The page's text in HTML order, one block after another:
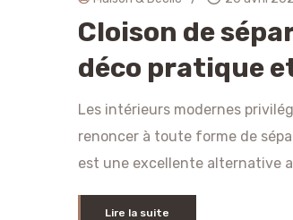
Cloison de
déco pratique
Les intérieurs modernes
renoncer à toute forme de
est une excellente alternative
Lire la suite